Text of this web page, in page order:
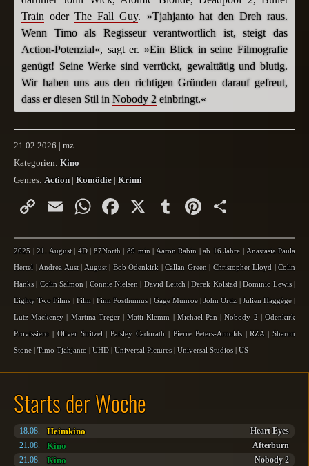
Starts der Woche
Heart Eyes
Heimkino
18.08.
Afterburn
Kino
21.08.
Nobody 2
Kino
21.08.
Train oderThe Fall Guy. »Tjahjanto hat den Dreh raus.
Wenn Timo als Regisseur verantwortlich ist, steigt das
Action-Potenzial«, sagt er.»Ein Blick in seine Filmografie
genügt! Seine Werke sind verrückt, gewalttätig und blutig.
Wir haben uns aus den richtigen Gründen darauf gefreut,
dass er diesen Stil in Nobody 2 einbringt.«
21.02.2026 | mz
Kategorien: Kino
Genres: Action | Komödie | Krimi
CopyEmailWhatsApp
Facebook
X TumblrPinterest
2025 |21. August| 4D| 87North | 89 min | Aaron Rabin |ab 16 Jahre | Anastasia Paula
Hertel | Andrea Aust| August| Bob Odenkirk | Callan Green | Christopher Lloyd | Colin
Hanks | Colin Salmon | Connie Nielsen | David Leitch |Derek Kolstad |Dominic Lewis|
Eighty Two Films | Film |Finn Posthumus | Gage Munroe|John Ortiz | Julien Haggège|
Lutz Mackensy | Martina Treger|Matti Klemm | Michael Pan |Nobody 2 |Odenkirk
Provissiero | Oliver Stritzel |Paisley Cadorath | Pierre Peters-Arnolds|RZA |Sharon
Stone | Timo Tjahjanto | UHD | Universal Pictures | Universal Studios | US